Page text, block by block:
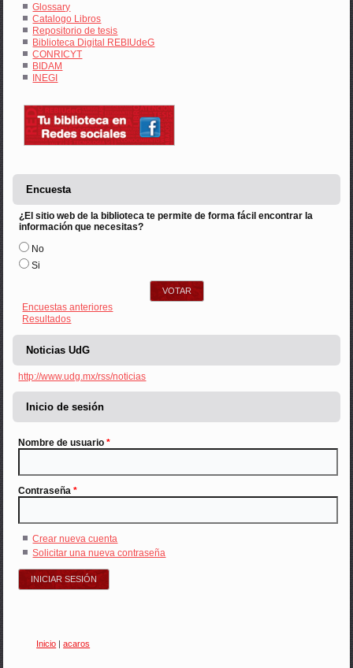
Glossary
Catalogo Libros
Repositorio de tesis
Biblioteca Digital REBIUdeG
CONRICYT
BIDAM
INEGI
Encuesta
¿El sitio web de la biblioteca te permite de forma fácil encontrar la
información que necesitas?
Opciones
No
Si
Encuestas anteriores
Resultados
Noticias UdG
http://www.udg.mx/rss/noticias
Inicio de sesión
Nombre de usuario*
Contraseña*
Crear nueva cuenta
Solicitar una nueva contraseña
Inicio |acaros